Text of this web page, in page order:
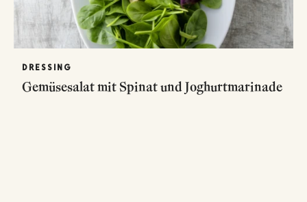
DRESSING
Gemüsesalat mit Spinat und Joghurtmarinade